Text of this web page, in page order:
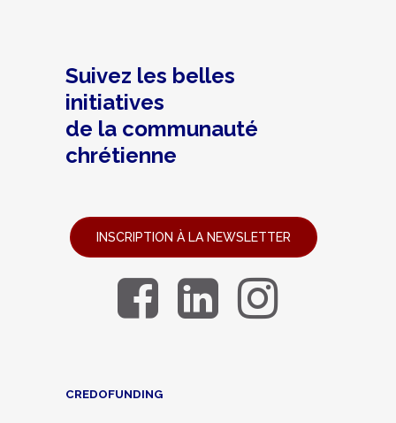
Suivez les belles
initiatives
de la communauté
chrétienne
INSCRIPTION À LA NEWSLETTER
CREDOFUNDING